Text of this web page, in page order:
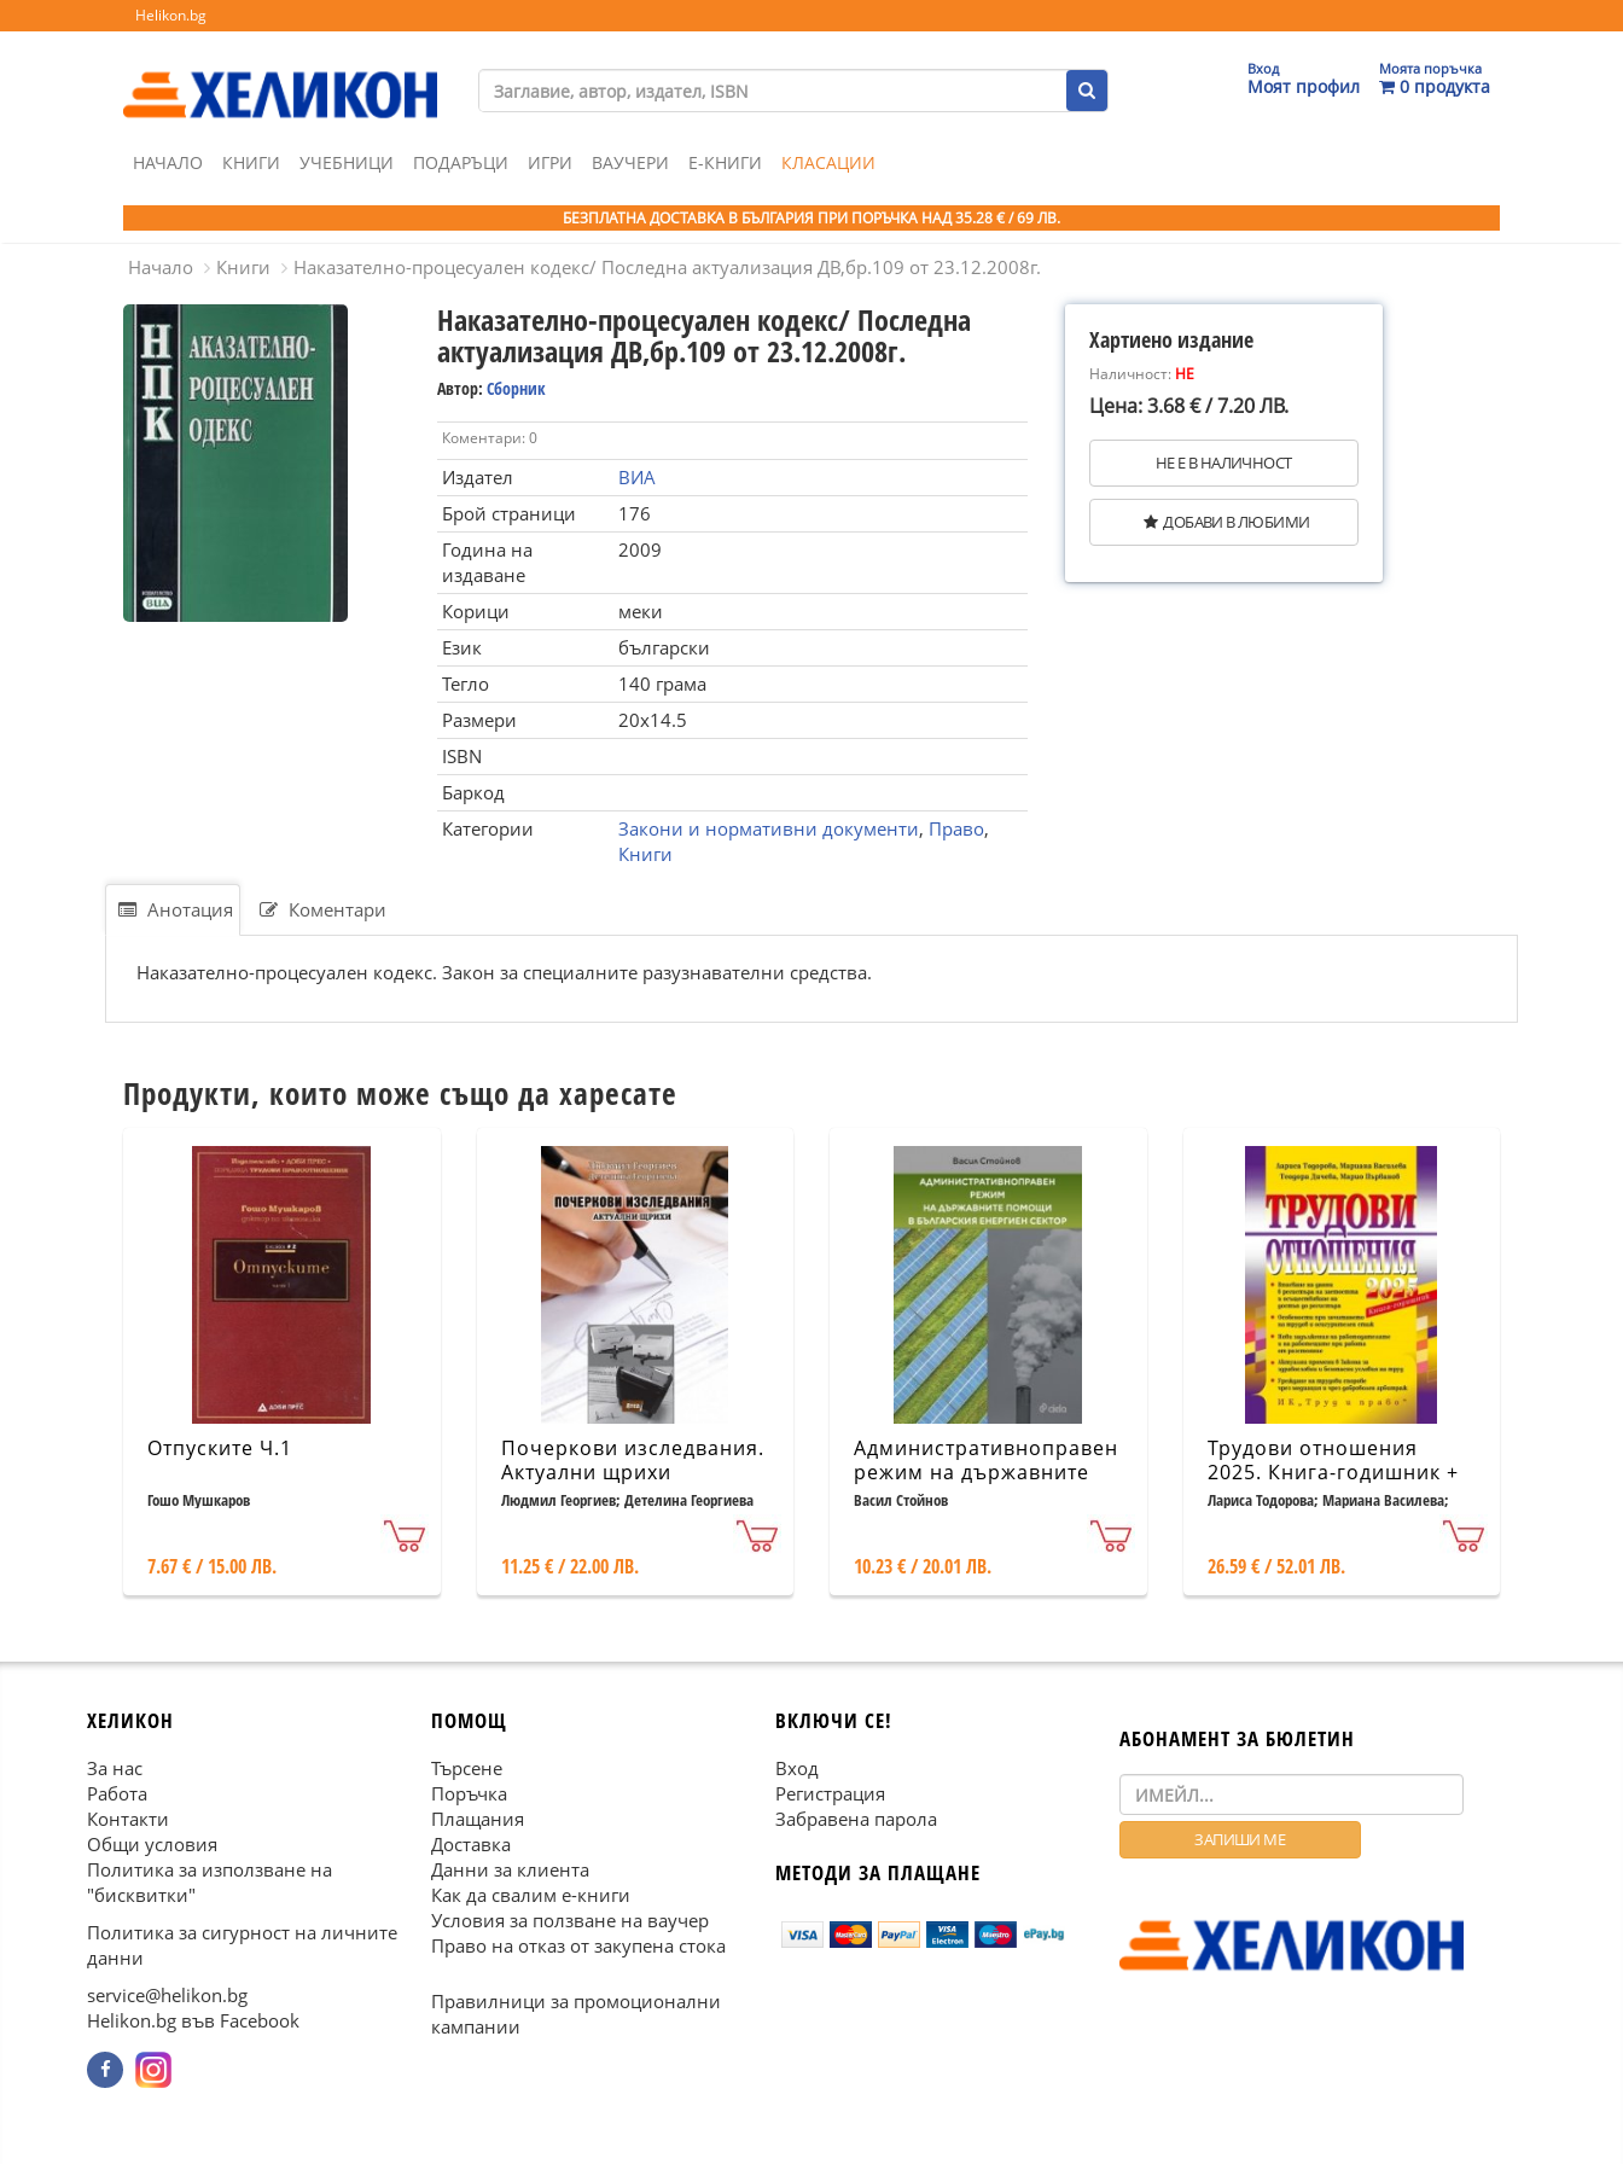
Helikon.bg
Вход
Моят профил
Моята поръчка
0 продукта
НАЧАЛО КНИГИ УЧЕБНИЦИ ПОДАРЪЦИ ИГРИ ВАУЧЕРИ Е-КНИГИ КЛАСАЦИИ
БЕЗПЛАТНА ДОСТАВКА В БЪЛГАРИЯ ПРИ ПОРЪЧКА НАД 35.28 € / 69 ЛВ.
Начало Книги Наказателно-процесуален кодекс/ Последна актуализация ДВ,бр.109 от 23.12.2008г.
Наказателно-процесуален кодекс/ Последна
актуализация ДВ,бр.109 от 23.12.2008г.
Автор: Сборник
Коментари: 0
Издател
ВИА
Брой страници
176
Година на
издаване
2009
Корици
меки
Език
български
Тегло
140 грама
Размери
20x14.5
ISBN
Баркод
Категории
Закони и нормативни документи, Право,
Книги
Хартиено издание
Наличност: НЕ
Цена: 3.68 € / 7.20 ЛВ.
НЕ Е В НАЛИЧНОСТ
ДОБАВИ В ЛЮБИМИ
Анотация Коментари
Наказателно-процесуален кодекс. Закон за специалните разузнавателни средства.
Продукти, които може също да харесате
Отпуските Ч.1
Гошо Мушкаров
7.67 € / 15.00 ЛВ.
Почеркови изследвания.
Актуални щрихи
Людмил Георгиев; Детелина Георгиева
11.25 € / 22.00 ЛВ.
Административноправен
режим на държавните
помощи в българския
Васил Стойнов
10.23 € / 20.01 ЛВ.
Трудови отношения
2025. Книга-годишник +
достъп до
Лариса Тодорова; Мариана Василева;
26.59 € / 52.01 ЛВ.
ХЕЛИКОН
За нас
Работа
Контакти
Общи условия
Политика за използване на
"бисквитки"
Политика за сигурност на личните
данни
service@helikon.bg
Helikon.bg във Facebook
ПОМОЩ
Търсене
Поръчка
Плащания
Доставка
Данни за клиента
Как да свалим е-книги
Условия за ползване на ваучер
Право на отказ от закупена стока
Правилници за промоционални
кампании
ВКЛЮЧИ СЕ!
Вход
Регистрация
Забравена парола
МЕТОДИ ЗА ПЛАЩАНЕ
АБОНАМЕНТ ЗА БЮЛЕТИН